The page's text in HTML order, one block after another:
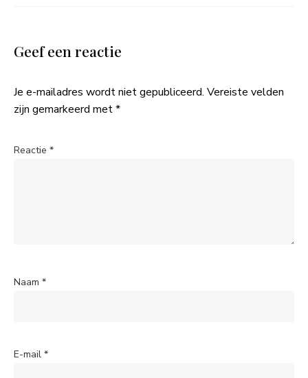
Geef een reactie
Je e-mailadres wordt niet gepubliceerd. Vereiste velden
zijn gemarkeerd met*
Reactie *
Naam *
E-mail *